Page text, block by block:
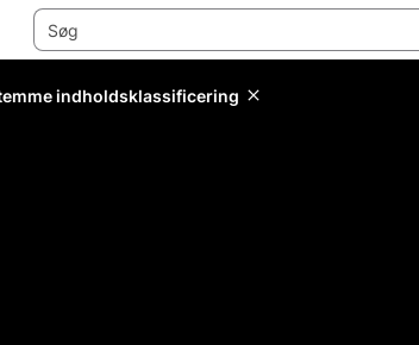
indholdsklassificering